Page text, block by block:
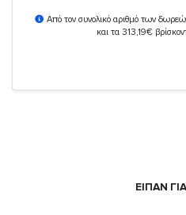
Από τον συνολικό αριθμό των
και τα 313,19€
ΕΙΠΑΝ